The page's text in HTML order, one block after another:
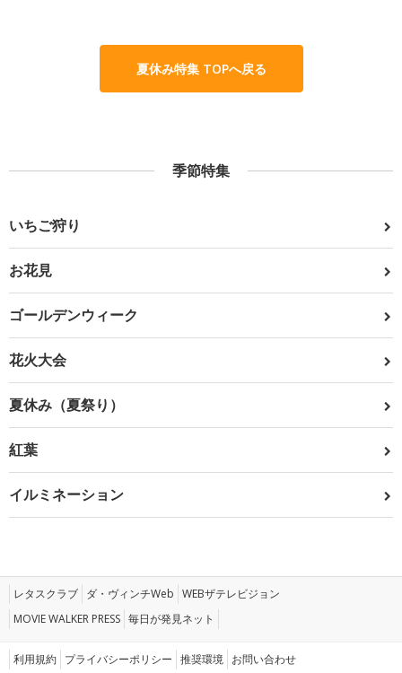
夏休み特集 TOPへ戻る
季節特集
いちご狩り
お花見
ゴールデンウィーク
花火大会
夏休み（夏祭り）
紅葉
イルミネーション
レタスクラブ ダ・ヴィンチWeb WEBザテレビジョン
MOVIE WALKER PRESS 毎日が発見ネット
利用規約 プライバシーポリシー 推奨環境 お問い合わせ